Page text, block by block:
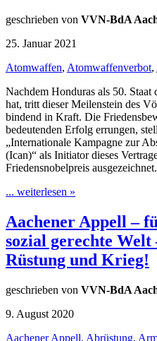
geschrieben von VVN-BdA
25. Januar 2021
Atomwaffen, Atomwaffenverbot,
Nachdem Honduras als 50.
hat, tritt dieser Meilenstein des
bindend in Kraft. Die
bedeutenden Erfolg errungen,
„Internationale Kampagne zur
(Ican)“ als Initiator dieses
Friedensnobelpreis
... weiterlesen »
Aachener Appell –
sozial gerechte
Rüstung und Krieg!
geschrieben von VVN-BdA
9. August 2020
Aachener Appell, Abrüstung,